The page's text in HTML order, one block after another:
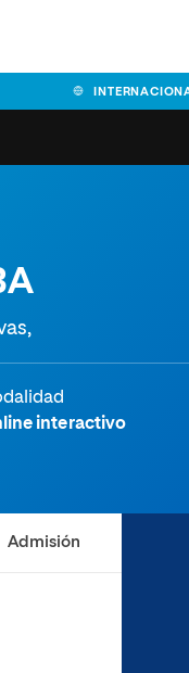
interactivo
Admisión